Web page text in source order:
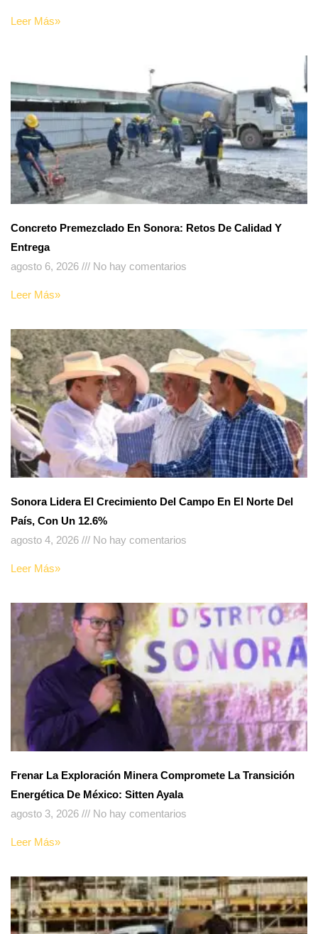
Leer Más»
Concreto Premezclado En Sonora: Retos De Calidad Y
Entrega
agosto 6, 2026
No hay comentarios
Leer Más»
Sonora Lidera El Crecimiento Del Campo En El Norte Del
País, Con Un 12.6%
agosto 4, 2026
No hay comentarios
Leer Más»
Frenar La Exploración Minera Compromete La Transición
Energética De México: Sitten Ayala
agosto 3, 2026
No hay comentarios
Leer Más»